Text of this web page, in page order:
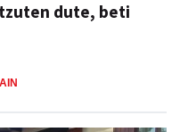
dute, beti